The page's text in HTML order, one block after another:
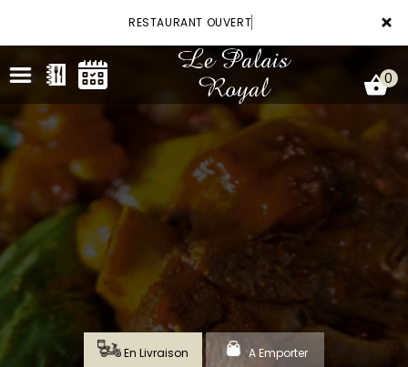
×
RESTAURANT OUVERT
ACCUEIL
LA CARTE
VOTRE COMPTE
RÉSERVATION
0
En Livraison A Emporter